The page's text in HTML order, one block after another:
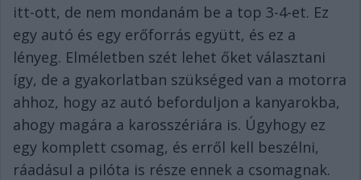
itt-ott, de nem mondanám be a top 3-4-et. Ez
egy autó és egy erőforrás együtt, és ez a
lényeg. Elméletben szét lehet őket választani
így, de a gyakorlatban szükséged van a motorra
ahhoz, hogy az autó beforduljon a kanyarokba,
ahogy magára a karosszériára is. Úgyhogy ez
egy komplett csomag, és erről kell beszélni,
ráadásul a pilóta is része ennek a csomagnak.